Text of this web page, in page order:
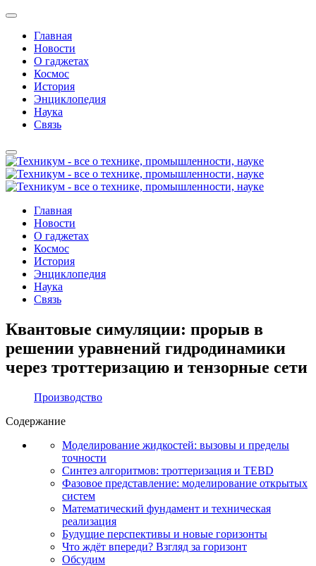
Главная
Новости
О гаджетах
Космос
История
Энциклопедия
Наука
Связь
Главная
Новости
О гаджетах
Космос
История
Энциклопедия
Наука
Связь
Квантовые симуляции: прорыв в
решении уравнений гидродинамики
через троттеризацию и тензорные сети
Производство
Содержание
Моделирование жидкостей: вызовы и пределы
точности
Синтез алгоритмов: троттеризация и TEBD
Фазовое представление: моделирование открытых
систем
Математический фундамент и техническая
реализация
Будущие перспективы и новые горизонты
Что ждёт впереди? Взгляд за горизонт
Обсудим